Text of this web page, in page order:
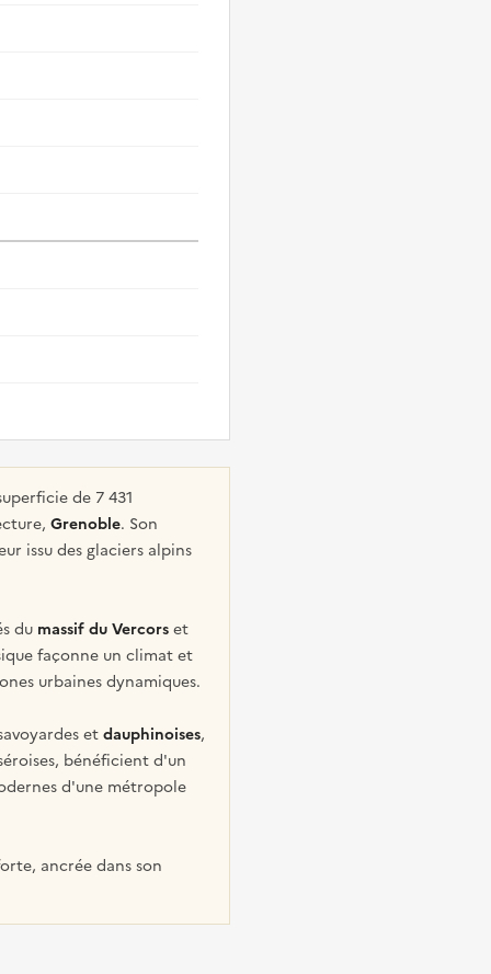
de 7 431
Grenoble. Son
issu des glaciers alpins
du massif du Vercorset
façonne un climat et
urbaines dynamiques.
etdauphinoises,
bénéficient d'un
d'une métropole
ancrée dans son